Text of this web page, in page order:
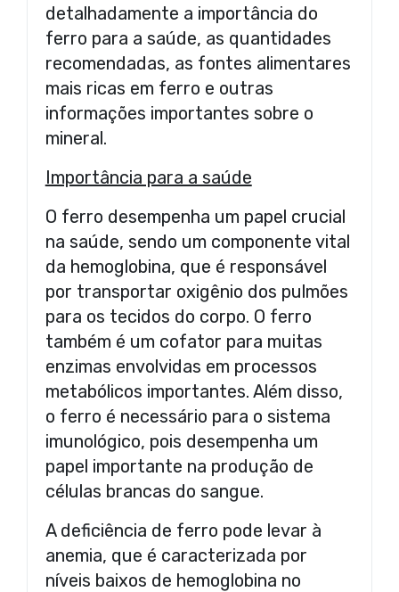
detalhadamente a importância do
ferro para a saúde, as quantidades
recomendadas, as fontes alimentares
mais ricas em ferro e outras
informações importantes sobre o
mineral.
Importância para a saúde
O ferro desempenha um papel crucial
na saúde, sendo um componente vital
da hemoglobina, que é responsável
por transportar oxigênio dos pulmões
para os tecidos do corpo. O ferro
também é um cofator para muitas
enzimas envolvidas em processos
metabólicos importantes. Além disso,
o ferro é necessário para o sistema
imunológico, pois desempenha um
papel importante na produção de
células brancas do sangue.
A deficiência de ferro pode levar à
anemia, que é caracterizada por
níveis baixos de hemoglobina no